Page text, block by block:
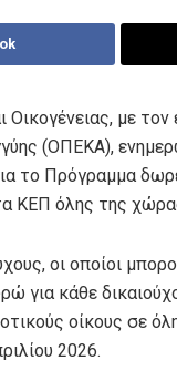
Οικογένειας, με
(ΟΠΕΚΑ),
το Πρόγραμμα
ΚΕΠ όλης της
οι οποίοι
για κάθε
οίκους σε
2026.